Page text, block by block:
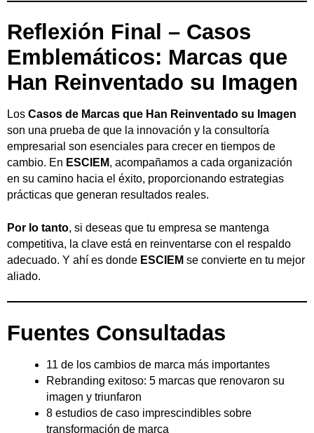
Reflexión Final – Casos
Emblemáticos: Marcas que
Han Reinventado su Imagen
Los Casos de Marcas que Han Reinventado su Imagen
son una prueba de que la innovación y la consultoría
empresarial son esenciales para crecer en tiempos de
cambio. En ESCIEM, acompañamos a cada organización
en su camino hacia el éxito, proporcionando estrategias
prácticas que generan resultados reales.
Por lo tanto, si deseas que tu empresa se mantenga
competitiva, la clave está en reinventarse con el respaldo
adecuado. Y ahí es donde ESCIEM se convierte en tu mejor
aliado.
Fuentes Consultadas
11 de los cambios de marca más importantes
Rebranding exitoso: 5 marcas que renovaron su
imagen y triunfaron
8 estudios de caso imprescindibles sobre
transformación de marca